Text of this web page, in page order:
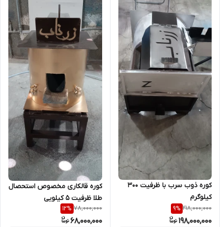
کوره ذوب سرب با ظرفیت ۳۰۰
کیلوگرم
218,000,000
9%
198,000,000
کوره قالکاری مخصوص استحصال
طلا ظرفیت 5 کیلویی
78,000,000
12%
68,000,000